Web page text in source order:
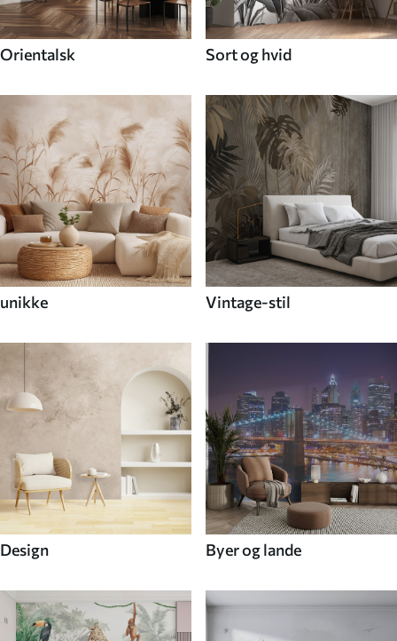
Orientalsk Sort og hvid
unikke Vintage-stil
Design Byer og lande